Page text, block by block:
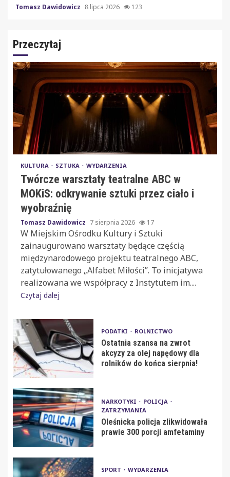
Tomasz Dawidowicz 8 lipca 2026 123
Przeczytaj
KULTURA SZTUKA WYDARZENIA
Twórcze warsztaty teatralne ABC w
MOKiS: odkrywanie sztuki przez ciało i
wyobraźnię
Tomasz Dawidowicz 7 sierpnia 2026 17
W Miejskim Ośrodku Kultury i Sztuki
zainaugurowano warsztaty będące częścią
międzynarodowego projektu teatralnego ABC,
zatytułowanego „Alfabet Miłości”. To inicjatywa
realizowana we współpracy z Instytutem im....
Czytaj dalej
PODATKI ROLNICTWO
Ostatnia szansa na zwrot
akcyzy za olej napędowy dla
rolników do końca sierpnia!
NARKOTYKI
POLICJA
ZATRZYMANIA
Oleśnicka policja zlikwidowała
prawie 300 porcji amfetaminy
SPORT WYDARZENIA